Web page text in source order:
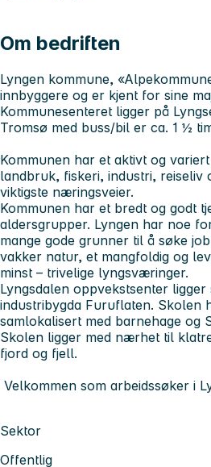
Om bedriften
Lyngen kommune,
innbyggere og er kjent for sine
Kommunesenteret ligger på
Tromsø med buss/bil er ca. 1 ½
Kommunen har et aktivt og
landbruk, fiskeri, industri, reiseliv
viktigste næringsveier.
Kommunen har et bredt og godt
aldersgrupper. Lyngen har noe
mange gode grunner til å søke
vakker natur, et mangfoldig og
minst – trivelige lyngsværinger.
Lyngsdalen oppvekstsenter
industribygda Furuflaten. Skolen
samlokalisert med barnehage og
Skolen ligger med nærhet til
fjord og fjell.
Velkommen som arbeidssøker i
Sektor
Offentlig